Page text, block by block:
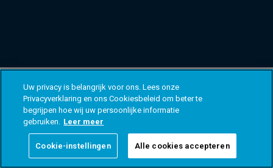
Uw privacy is belangrijk voor ons. Lees onze
Privacyverklaring en ons Cookiesbeleid om beter te
begrijpen hoe wij uw persoonlijke informatie
gebruiken. Leer meer
Cookie-instellingen Alle cookies accepteren